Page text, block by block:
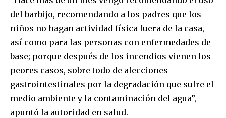
Join our community of
SUBSCRIBERS and be part of the
conversation.
To subscribe, simply enter your email address on our website
or click the subscribe button below. Don't worry, we respect
del barbijo, recomendando a los padres que los
niños no hagan actividad física fuera de la casa,
así como para las personas con enfermedades de
base; porque después de los incendios vienen los
peores casos, sobre todo de afecciones
gastrointestinales por la degradación que sufre el
medio ambiente y la contaminación del agua”,
apuntó la autoridad en salud.